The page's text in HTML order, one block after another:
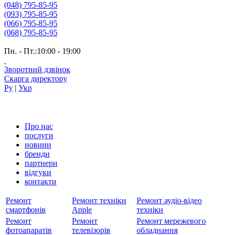
(048) 795-85-95
(093) 795-85-95
(066) 795-85-95
(068) 795-85-95
Пн. - Пт.:10:00 - 19:00
Зворотний дзвінок
Скарга директору
Ру | Укр
Про нас
послуги
новини
бренди
партнери
вiдгуки
контакти
Ремонт
смартфонів
Ремонт техніки
Apple
Ремонт аудіо-відео
техніки
Ремонт
фотоапаратів
Ремонт
телевізорів
Ремонт мережевого
обладнання